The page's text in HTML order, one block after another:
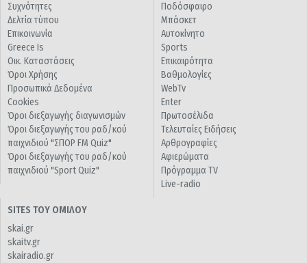
Συχνότητες
Δελτία τύπου
Επικοινωνία
Greece Is
Οικ. Καταστάσεις
Όροι Χρήσης
Προσωπικά Δεδομένα
Cookies
Όροι διεξαγωγής διαγωνισμών
Όροι διεξαγωγής του ραδ/κού
παιχνιδιού "ΣΠΟΡ FM Quiz"
Όροι διεξαγωγής του ραδ/κού
παιχνιδιού "Sport Quiz"
Ποδόσφαιρο
Μπάσκετ
Αυτοκίνητο
Sports
Επικαιρότητα
Βαθμολογίες
WebTv
Enter
Πρωτοσέλιδα
Τελευταίες Ειδήσεις
Αρθρογραφίες
Αφιερώματα
Πρόγραμμα TV
Live-radio
SITES ΤΟΥ ΟΜΙΛΟΥ
skai.gr
skaitv.gr
skairadio.gr